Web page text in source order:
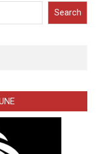
Search